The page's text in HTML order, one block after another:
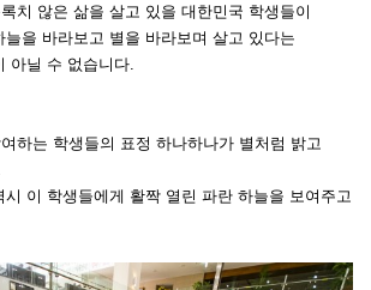
치 않은 삶을 살고 있을 대한민국 학생들이
늘을 바라보고 별을 바라보며 살고 있다는
아닐 수 없습니다.
하는 학생들의 표정 하나하나가 별처럼 밝고
이 학생들에게 활짝 열린 파란 하늘을 보여주고